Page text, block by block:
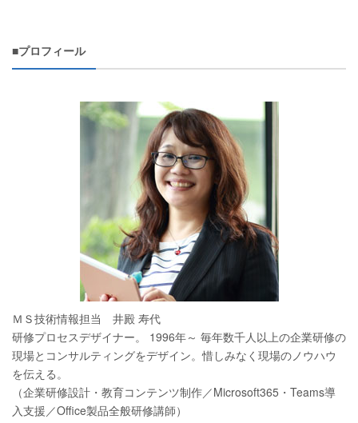
■プロフィール
ＭＳ技術情報担当 井殿 寿代
研修プロセスデザイナー。 1996年～ 毎年数千人以上の企業研修の
現場とコンサルティングをデザイン。惜しみなく現場のノウハウ
を伝える。
（企業研修設計・教育コンテンツ制作／Microsoft365・Teams導
入支援／Office製品全般研修講師）